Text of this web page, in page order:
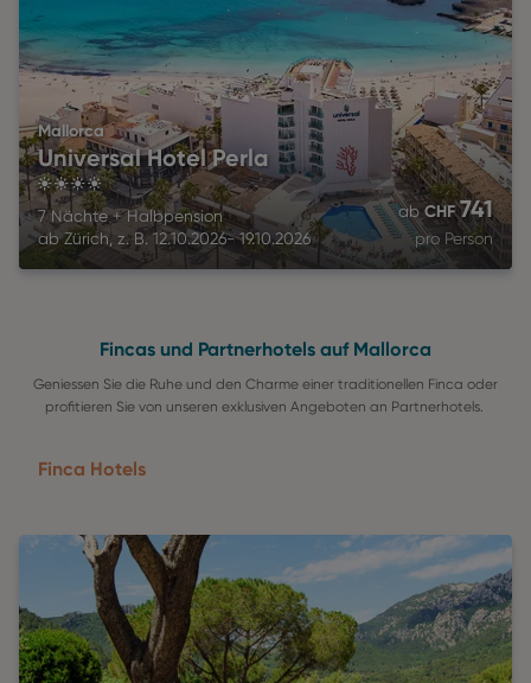
Mallorca
Universal Hotel Perla
4
7 Nächte+Halbpension
ab Zürich, z. B. 12.10.2026- 19.10.2026
ab CHF741
pro Person
Fincas und Partnerhotels auf Mallorca
Geniessen Sie die Ruhe und den Charme einer traditionellen Finca oder
profitieren Sie von unseren exklusiven Angeboten an Partnerhotels.
Finca Hotels